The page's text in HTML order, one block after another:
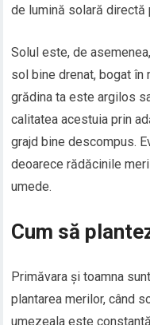
de lumină solară directă
Solul este, de
sol bine drenat, bogat în
grădina ta este argilos
calitatea acestuia prin
grajd bine descompus.
deoarece rădăcinile
umede.
Cum să
Primăvara și toamna
plantarea merilor, când
umezeala este